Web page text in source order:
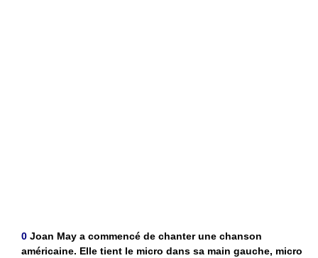
0 Joan May a commencé de chanter une chanson
américaine. Elle tient le micro dans sa main gauche, micro